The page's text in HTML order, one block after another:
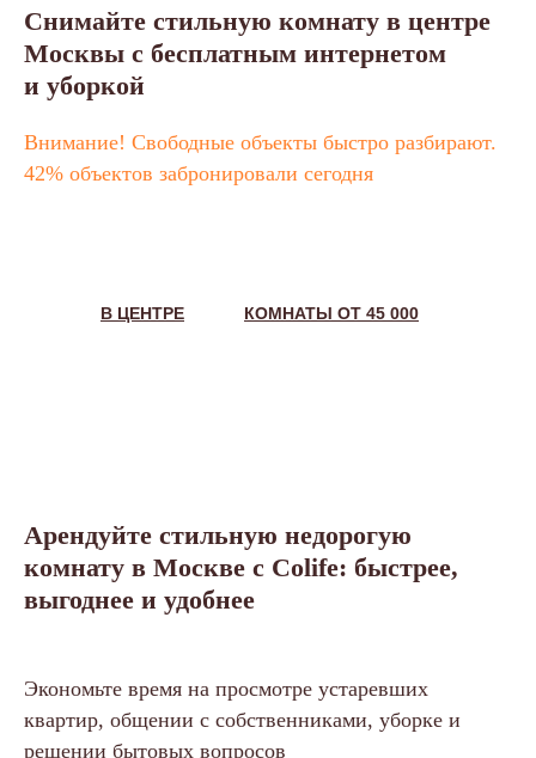
Снимайте стильную комнату в центре
Москвы с бесплатным интернетом
и уборкой
Внимание! Свободные объекты быстро разбирают.
42% объектов забронировали сегодня
В ЦЕНТРЕ КОМНАТЫ ОТ 45 000
Арендуйте стильную недорогую
комнату в Москве с Colife: быстрее,
выгоднее и удобнее
Экономьте время на просмотре устаревших
квартир, общении с собственниками, уборке и
решении бытовых вопросов